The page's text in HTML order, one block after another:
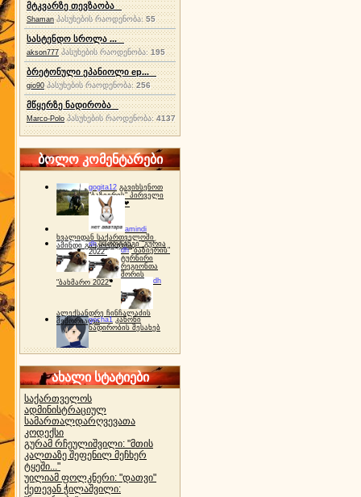
მტკვარზე თევზაობა
Shaman პასუხების რაოდენობა:55
სასტენდო სროლა ...
akson777 პასუხების რაოდენობა:195
ბრეტონული ეპანიოლი ep...
gio90 პასუხების რაოდენობა:256
მწყერზე ნადირობა
Marco-Polo პასუხების რაოდენობა:4137
ბოლო კომენტარები
gogita12 გავიხსენოთ
"ბაზიერის" პირველი
ტურნირი ❤
amindi
ხვალიდან საქართველოში
ამინდი გაუარესდება
dh სპორტინგი "გურია
2022"
dh "ბაზიერის"
ტურნირი
რეგიონთა
შორის
"ბახმარო 2022"
dh
ალექსანდრე ჩინჩალაძის
მემორიალიgocha1 კანონი
ნადირობის შესახებ
ახალი სტატიები
საქართველოს
ადმინისტრაციულ
სამართალდარღვევათა
კოდექსი
გურამ რჩეულიშვილი: "მთის
კალთაზე შეფენილ მეჩხერ
ტყეში..."
უილიამ ფოლკნერი: "დათვი"
ქეთევან ჭილაშვილი: